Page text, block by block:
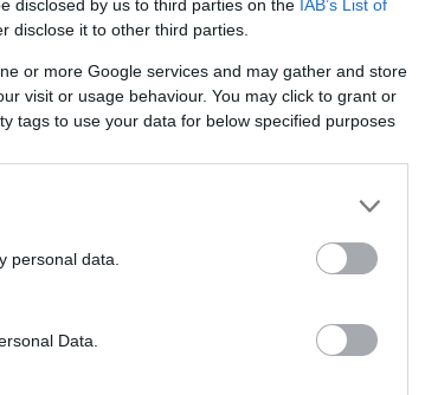
disclosed by us to third parties on the IAB’s List of
disclose it to other third parties.
or more Google services and may gather and store
visit or usage behaviour. You may click to grant or
tags to use your data for below specified purposes
personal data.
Data.
22 órája
így fogalmazott az F1
is. Ha valaki gyors, de egy
adja ahhoz, hogy
vele a versenyt,
újra megtalálni a módját,
Balogh Bogi a
dolgozta végig
Gobodics
adásában.
F1